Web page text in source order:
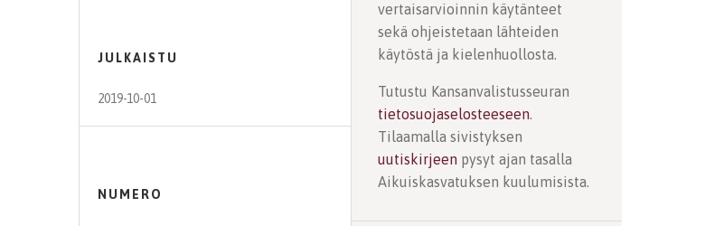
JULKAISTU
2019-10-01
NUMERO
vertaisarvioinnin käytänteet
sekä ohjeistetaan lähteiden
käytöstä ja kielenhuollosta.
Tutustu Kansanvalistusseuran
tietosuojaselosteeseen.
Tilaamalla sivistyksen
uutiskirjeen pysyt ajan tasalla
Aikuiskasvatuksen kuulumisista.